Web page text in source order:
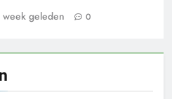
week geleden 0